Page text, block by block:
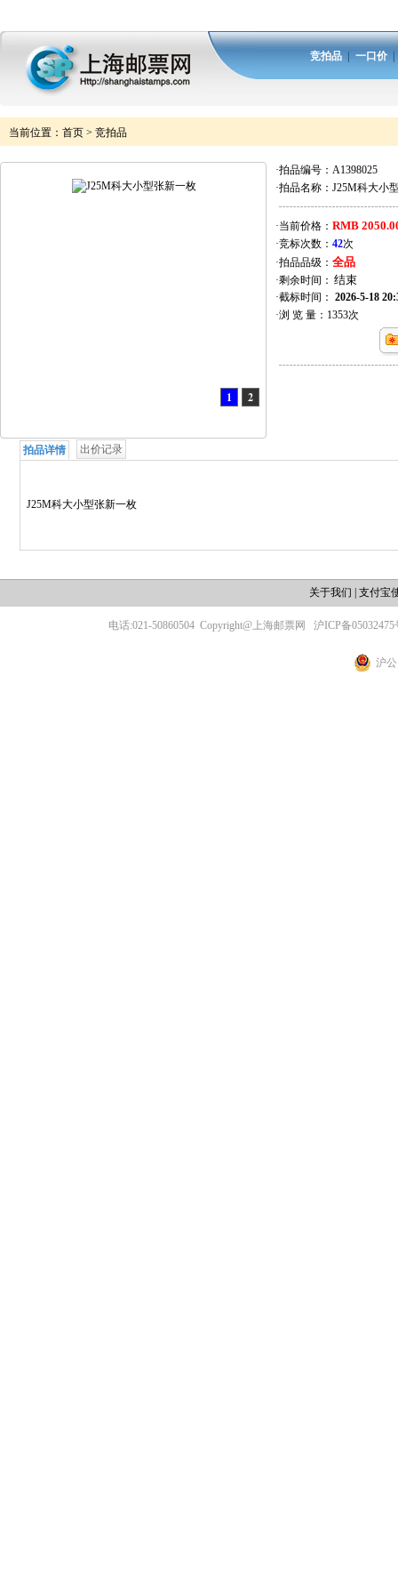
竞拍品 一口价
当前位置： 首页 > 竞拍品
2
1
·拍品编号： A1398025
·拍品名称： J25M科大小
·当前价格： RMB
·竞标次数： 42次
·拍品品级： 全品
·剩余时间：
·截标时间： 2026-5-18
·浏 览 量： 1353次
拍品详情 出价记录
J25M科大小型张新一枚
关于我们 支付宝
电话:021-50860504 Copyright@上海邮票网 沪ICP备05032475
沪公